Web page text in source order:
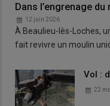
Dans l’engrenage
12 juin 2026
À Beaulieu-lès-Loches,
fait revivre un moulin
Vol :
22